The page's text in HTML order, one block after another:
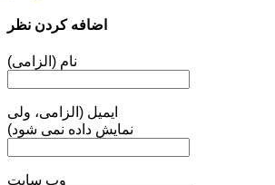
اضافه کردن نظر
نام (الزامی)
ایمیل (الزامی، ولی
نمایش داده نمی شود)
وب سایت